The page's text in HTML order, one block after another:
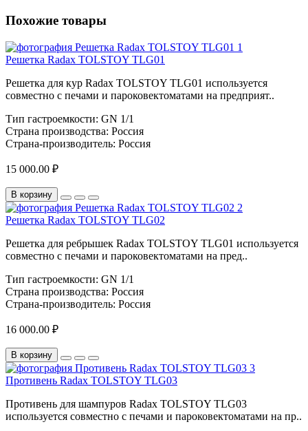
Похожие товары
Решетка Radax TOLSTOY TLG01
Решетка для кур Radax TOLSTOY TLG01 используется
совместно с печами и пароковектоматами на предприят..
Тип гастроемкости: GN 1/1
Страна производства: Россия
Страна-производитель: Россия
15 000.00 ₽
В корзину
Решетка Radax TOLSTOY TLG02
Решетка для ребрышек Radax TOLSTOY TLG01 используется
совместно с печами и пароковектоматами на пред..
Тип гастроемкости: GN 1/1
Страна производства: Россия
Страна-производитель: Россия
16 000.00 ₽
В корзину
Противень Radax TOLSTOY TLG03
Противень для шампуров Radax TOLSTOY TLG03
используется совместно с печами и пароковектоматами на пр..